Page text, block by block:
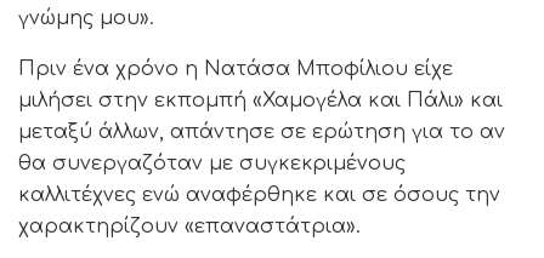
γνώμης μου».
Πριν ένα χρόνο η Νατάσα Μποφίλιου είχε
μιλήσει στην εκπομπή «Χαμογέλα και Πάλι» και
μεταξύ άλλων, απάντησε σε ερώτηση για το αν
θα συνεργαζόταν με συγκεκριμένους
καλλιτέχνες ενώ αναφέρθηκε και σε όσους την
χαρακτηρίζουν «επαναστάτρια».